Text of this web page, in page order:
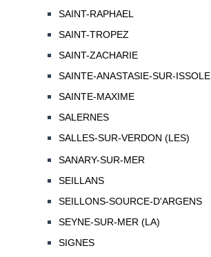
SAINT-RAPHAEL
SAINT-TROPEZ
SAINT-ZACHARIE
SAINTE-ANASTASIE-SUR-ISSOLE
SAINTE-MAXIME
SALERNES
SALLES-SUR-VERDON (LES)
SANARY-SUR-MER
SEILLANS
SEILLONS-SOURCE-D'ARGENS
SEYNE-SUR-MER (LA)
SIGNES